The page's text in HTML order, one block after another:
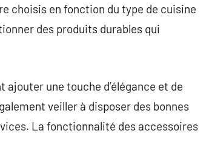
choisis en fonction du type de cuisine
des produits durables qui
une touche d’élégance et de
veiller à disposer des bonnes
La fonctionnalité des accessoires